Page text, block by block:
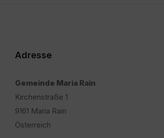
Adresse
Gemeinde Maria Rain
Kirchenstraße 1
9161 Maria Rain
Österreich